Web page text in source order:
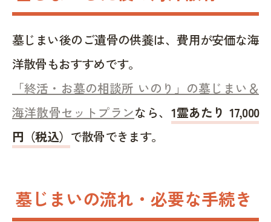
墓じまい後のご遺骨の供養は、費用が安価な海
洋散骨もおすすめです。
「終活・お墓の相談所 いのり」の墓じまい＆
海洋散骨セットプランなら、 1霊あたり 17,000
円（税込） で散骨できます。
墓じまいの流れ・必要な手続き